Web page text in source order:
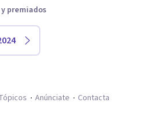
premiados
Anúnciate Contacta